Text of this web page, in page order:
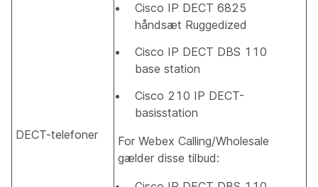
DECT-telefoner
Cisco IP DECT 6825
håndsæt Ruggedized
Cisco IP DECT DBS 110
base station
Cisco 210 IP DECT-
basisstation
For Webex Calling/Wholesale
gælder disse tilbud: